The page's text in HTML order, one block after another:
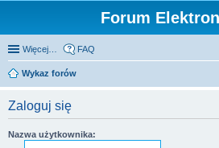
Forum
Więcej… FAQ
Wykaz forów
Zaloguj się
Nazwa użytkownika: